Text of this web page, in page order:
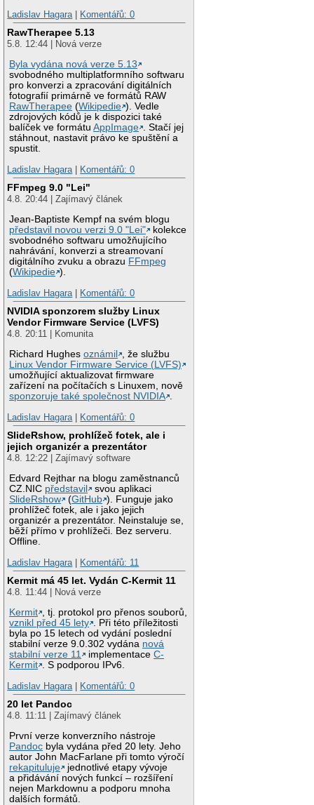
Ladislav Hagara
Komentářů: 0
RawTherapee 5.13
5.8. 12:44 | Nová verze
Byla vydána nová verze 5.13
svobodného multiplatformního softwaru
pro konverzi a zpracování digitálních
fotografií primárně ve formátů RAW
RawTherapee (Wikipedie ). Vedle
zdrojových kódů je k dispozici také
balíček ve formátuAppImage . Stačí jej
stáhnout, nastavit právo ke spuštění a
spustit.
Ladislav Hagara
Komentářů: 0
FFmpeg 9.0 "Lei"
4.8. 20:44 | Zajímavý článek
Jean-Baptiste Kempf na svém blogu
představil novou verzi 9.0 "Lei"
kolekce
svobodného softwaru umožňujícího
nahrávání, konverzi a streamovaní
digitálního zvuku a obrazu FFmpeg
(Wikipedie ).
Ladislav Hagara
Komentářů: 0
NVIDIA sponzorem služby Linux
Vendor Firmware Service (LVFS)
4.8. 20:11 | Komunita
Richard Hughesoznámil
, že službu
Linux Vendor Firmware Service (LVFS)
umožňující aktualizovat firmware
zařízení na počítačích s Linuxem, nově
sponzoruje také společnost NVIDIA .
Ladislav Hagara | Komentářů: 0
SlideRshow, prohlížeč fotek, ale i
jejich organizér a prezentátor
4.8. 12:22 | Zajímavý software
Edvard Rejthar na blogu zaměstnanců
CZ.NIC představil
svou aplikaci
SlideRshow
(GitHub ). Funguje jako
prohlížeč fotek, ale i jako jejich
organizér a prezentátor. Neinstaluje se,
běží přímo v prohlížeči. Bez serveru.
Offline.
Ladislav Hagara | Komentářů: 11
Kermit má 45 let. Vydán C-Kermit 11
4.8. 11:44 | Nová verze
Kermit , tj. protokol pro přenos souborů,
vznikl před 45 lety . Při této příležitosti
byla po 15 letech od vydání poslední
stabilní verze 9.0.302 vydána nová
stabilní verze 11
implementaceC-
Kermit . S podporou IPv6.
Ladislav Hagara | Komentářů: 0
20 let Pandoc
4.8. 11:11 | Zajímavý článek
První verze konverzního nástroje
Pandoc byla vydána před 20 lety. Jeho
autor John MacFarlane při tomto výročí
rekapituluje
jednotlivé etapy vývoje
a přidávání nových funkcí – rozšíření
nejen Markdownu a podporu mnoha
dalších formátů.